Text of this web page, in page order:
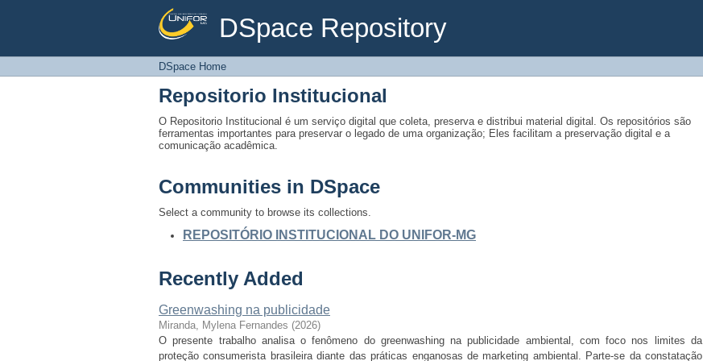
DSpace Repository
DSpace Home
DSpace Home
Repositorio Institucional
O Repositorio Institucional é um serviço digital que coleta, preserva e distribui material digital. Os repositórios são
ferramentas importantes para preservar o legado de uma organização; Eles facilitam a preservação digital e a
comunicação acadêmica.
Communities in DSpace
Select a community to browse its collections.
REPOSITÓRIO INSTITUCIONAL DO UNIFOR-MG
Recently Added
Greenwashing na publicidade
Miranda, Mylena Fernandes (2026)
O presente trabalho analisa o fenômeno do greenwashing na publicidade ambiental, com foco nos limites da
proteção consumerista brasileira diante das práticas enganosas de marketing ambiental. Parte-se da constatação